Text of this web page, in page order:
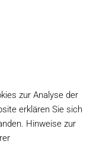
zur Analyse der
erklären Sie sich
Hinweise zur